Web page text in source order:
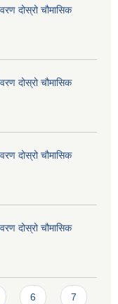
दोस्रो चौमासिक
दोस्रो चौमासिक
दोस्रो चौमासिक
दोस्रो चौमासिक
6 7